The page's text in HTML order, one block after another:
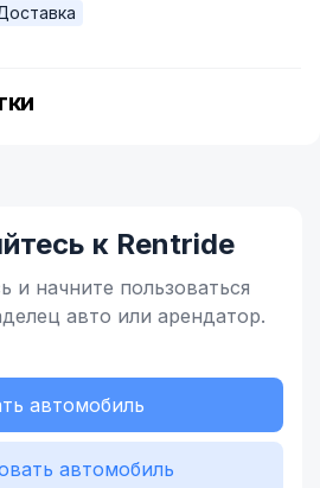
к Rentride
и начните пользоваться
авто или арендатор.
автомобиль
автомобиль